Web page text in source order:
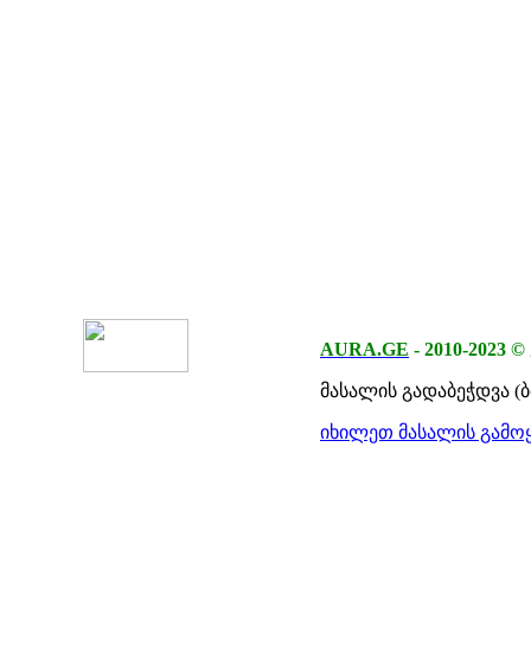
AURA.GE - 2010-2023 ©
მასალის გადაბეჭდვა
იხილეთ მასალის